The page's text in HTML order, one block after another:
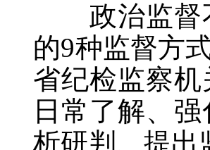
政治监督不
的9种监督方
省纪检监察
日常了解、
析研判、提出